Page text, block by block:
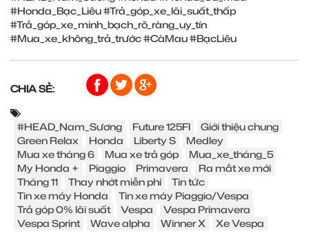
#Honda_Bạc_Liêu#Trả_góp_xe_lãi_suất_thấp
#Trả_góp_xe_minh_bạch_rõ_ràng_uy_tín
#Mua_xe_không_trả_trước#CàMau#BạcLiêu
CHIA SẺ:
#HEAD_Nam_Sương Future 125FI
Giới thiệu chung
Green Relax
Honda Liberty S
Medley
Mua xe tháng 6
Mua xe trả góp
Mua_xe_tháng_5
My Honda +
Piaggio Primavera
Ra mắt xe mới
Tháng 11
Thay nhớt miễn phí
Tin tức
Tin xe máy Honda
Tin xe máy Piaggio/Vespa
Trả góp 0% lãi suất
Vespa
Vespa Primavera
Vespa Sprint
Wave alpha Winner X Xe Vespa